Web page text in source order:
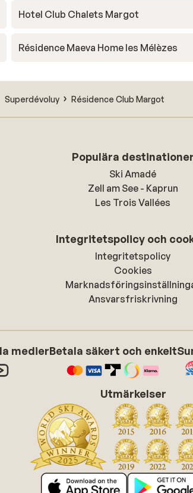
Hotel Club Chalets Margot
Résidence Maeva Home les Mélèzes
Superdévoluy Résidence Club Margot
Populära destinationer
Ski Amadé
Zell am See - Kaprun
Les Trois Vallées
Integritetspolicy och
Integritetspolicy
Cookies
Ansvarsfriskrivning
medierBetala säkert och enkelt
Utmärkelser